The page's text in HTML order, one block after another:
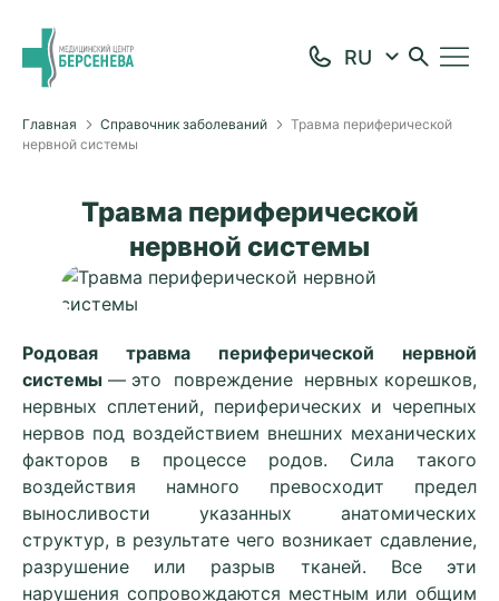
Главная Справочник заболеваний
Травма периферической
нервной системы
Травма периферической
нервной системы
Родовая травма периферической нервной
системы — это повреждение нервных корешков,
нервных сплетений, периферических и черепных
нервов под воздействием внешних механических
факторов в процессе родов. Сила такого
воздействия намного превосходит предел
выносливости указанных анатомических
структур, в результате чего возникает сдавление,
разрушение или разрыв тканей. Все эти
нарушения сопровождаются местным или общим